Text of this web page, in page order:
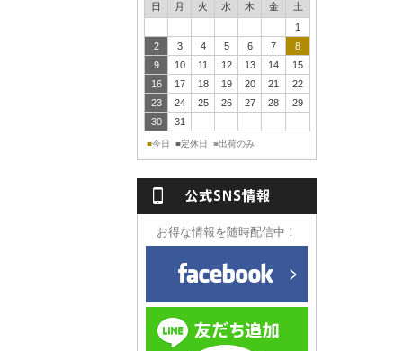
日 月 火 水 木 金
土
1
2
3 4 5 6 7
8
9
10 11 12 13 14
15
16
17 18 19 20 21
22
23
24 25 26 27 28
29
30
31
■今日 ■定休日 ■出荷のみ
お得な情報を随時配信中！